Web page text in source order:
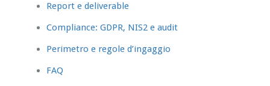
Report e deliverable
Compliance: GDPR, NIS2 e audit
Perimetro e regole d’ingaggio
FAQ